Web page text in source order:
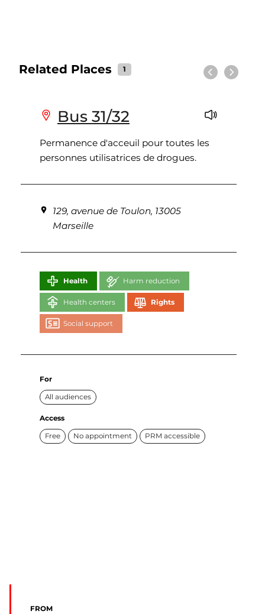
Related Places 1
Bus 31/32
Permanence d'acceuil pour toutes les
personnes utilisatrices de drogues.
129, avenue de Toulon, 13005
Marseille
Health Harm reduction
Health centers Rights
Social support
For
All audiences
Access
Free No appointment PRM accessible
FROM